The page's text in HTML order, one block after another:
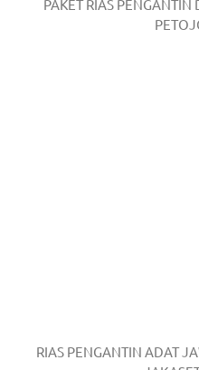
RIAS PENGANTIN ADAT